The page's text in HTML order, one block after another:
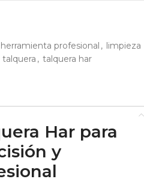
herramienta profesional , limpieza
talquera , talquera har
Har para
y